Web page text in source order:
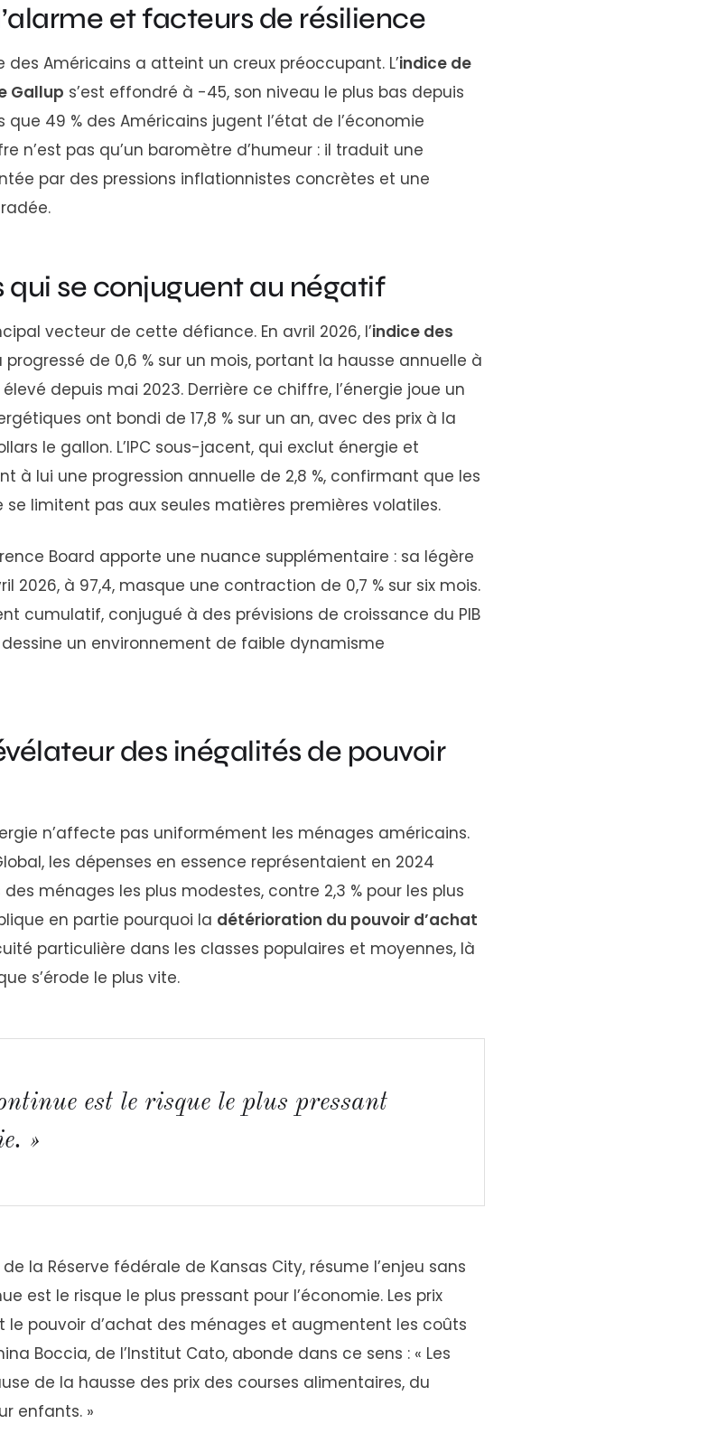
et facteurs de résilience
Américains a atteint un creux préoccupant. L’indice de
Gallup s’est effondré à -45, son niveau le plus bas depuis
49 % des Américains jugent l’état de l’économie
n’est pas qu’un baromètre d’humeur : il traduit une
par des pressions inflationnistes concrètes et une
qui se conjuguent au négatif
vecteur de cette défiance. En avril 2026, l’indice des
progressé de 0,6 % sur un mois, portant la hausse annuelle à
depuis mai 2023. Derrière ce chiffre, l’énergie joue un
ont bondi de 17,8 % sur un an, avec des prix à la
le gallon. L’IPC sous-jacent, qui exclut énergie et
à lui une progression annuelle de 2,8 %, confirmant que les
limitent pas aux seules matières premières volatiles.
Board apporte une nuance supplémentaire : sa légère
2026, à 97,4, masque une contraction de 0,7 % sur six mois.
cumulatif, conjugué à des prévisions de croissance du PIB
dessine un environnement de faible dynamisme
des inégalités de pouvoir
n’affecte pas uniformément les ménages américains.
les dépenses en essence représentaient en 2024
ménages les plus modestes, contre 2,3 % pour les plus
en partie pourquoi la détérioration du pouvoir d’achat
particulière dans les classes populaires et moyennes, là
s’érode le plus vite.
est le risque le plus pressant
»
la Réserve fédérale de Kansas City, résume l’enjeu sans
est le risque le plus pressant pour l’économie. Les prix
le pouvoir d’achat des ménages et augmentent les coûts
Boccia, de l’Institut Cato, abonde dans ce sens : « Les
de la hausse des prix des courses alimentaires, du
enfants. »